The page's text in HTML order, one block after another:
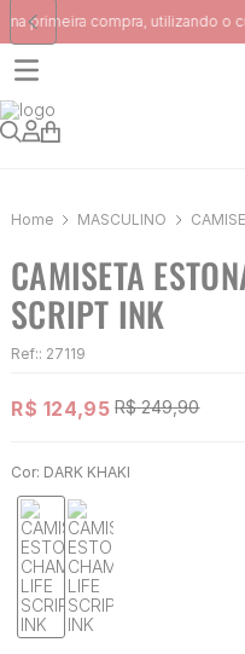
Frete Grátispara região
MASCULINO
CAMISETA
SCRIPT INK
Ref:: 27119
R$ 124,95 R$ 249,90
Cor: DARK KHAKI